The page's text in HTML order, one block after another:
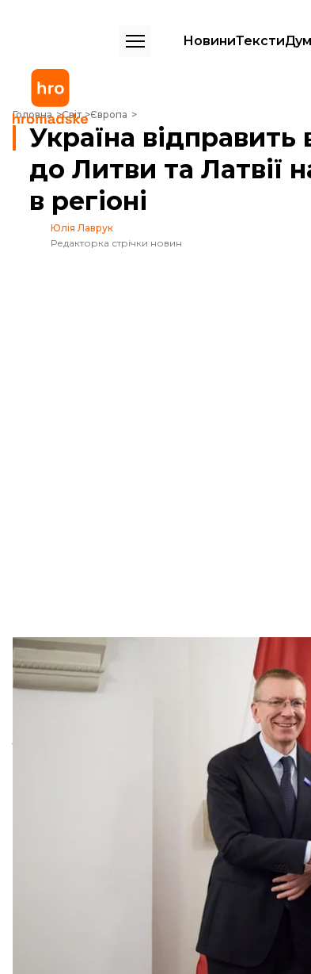
НовиниТексти
Головна Світ Європа
Україна відправить військових експертів до Литви та Латвії
Україна відправить
до Литви та Латвії
в регіоні
Юлія Лаврук
Редакторка стрічки новин
Президент України Володимир
Українські військові експерти вирушать до
Про це повідомив президент України
До Литви та Латвії українські експерти
в захисті повітряного простору.
«Виклики в нас спільні, і долати їх потрібно